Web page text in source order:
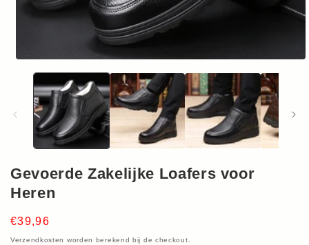
openen
modaal
Gevoerde Zakelijke Loafers voor
Heren
Normale
prijs
€39,96
Verzendkosten worden berekend bij de checkout.